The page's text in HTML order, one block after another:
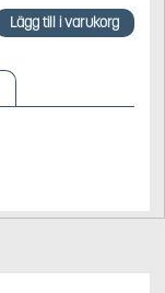
Lägg till i varukorg